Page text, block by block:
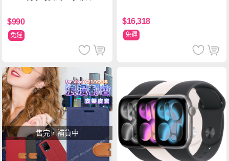
$990
免運
$16,318
免運
售完，補貨中